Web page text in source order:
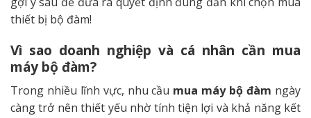
thiết bị bộ đàm!
Vì sao doanh nghiệp và cá nhân cần mua
máy bộ đàm?
Trong nhiều lĩnh vực, nhu cầu mua máy bộ đàm ngày
càng trở nên thiết yếu nhờ tính tiện lợi và khả năng kết